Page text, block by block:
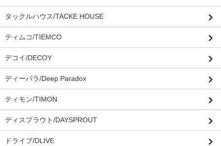
タックルハウス/TACKE HOUSE
ティムコ/TIEMCO
デコイ/DECOY
ディーパラ/Deep Paradox
ティモン/TIMON
ディスプラウト/DAYSPROUT
ドライブ/DLIVE